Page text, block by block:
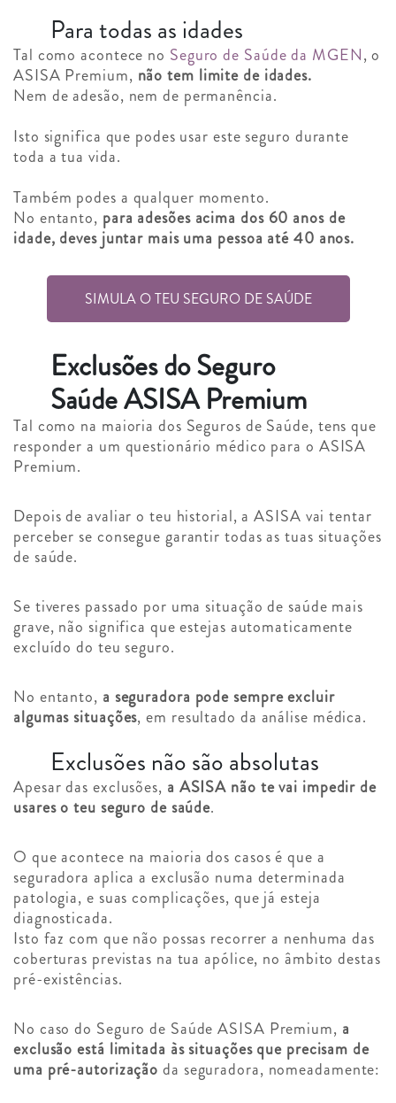
Para todas as idades
Tal como acontece no Seguro de Saúde da MGEN, o
ASISA Premium, não tem limite de idades.
Nem de adesão, nem de permanência.
Isto significa que podes usar este seguro durante
toda a tua vida.
Também podes a qualquer momento.
No entanto, para adesões acima dos 60 anos de
idade, deves juntar mais uma pessoa até 40 anos.
SIMULA O TEU SEGURO DE SAÚDE
Exclusões do Seguro
Saúde ASISA Premium
Tal como na maioria dos Seguros de Saúde, tens que
responder a um questionário médico para o ASISA
Premium.
Depois de avaliar o teu historial, a ASISA vai tentar
perceber se consegue garantir todas as tuas situações
de saúde.
Se tiveres passado por uma situação de saúde mais
grave, não significa que estejas automaticamente
excluído do teu seguro.
No entanto, a seguradora pode sempre excluir
algumas situações, em resultado da análise médica.
Exclusões não são absolutas
Apesar das exclusões, a ASISA não te vai impedir de
usares o teu seguro de saúde.
O que acontece na maioria dos casos é que a
seguradora aplica a exclusão numa determinada
patologia, e suas complicações, que já esteja
diagnosticada.
Isto faz com que não possas recorrer a nenhuma das
coberturas previstas na tua apólice, no âmbito destas
pré-existências.
No caso do Seguro de Saúde ASISA Premium, a
exclusão está limitada às situações que precisam de
uma pré-autorização da seguradora, nomeadamente: